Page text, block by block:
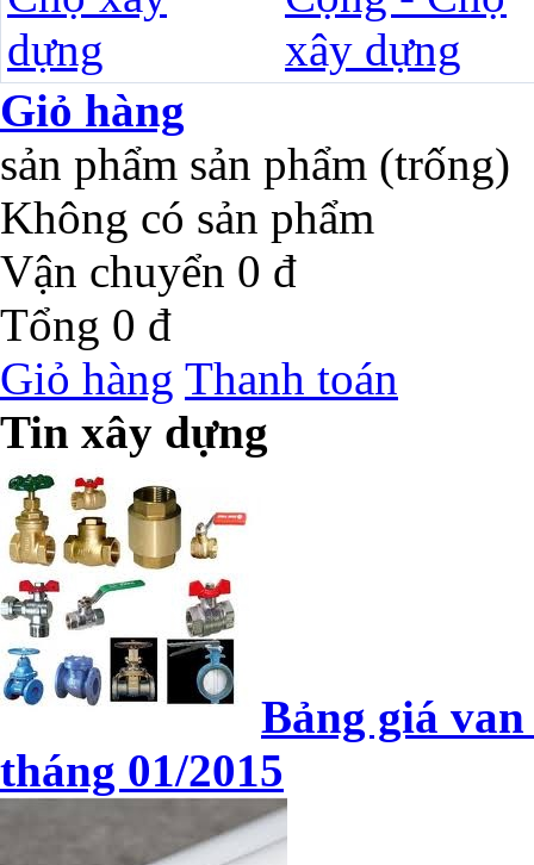
Giỏ hàng
sản phẩm sản phẩm (trống)
Không có sản phẩm
Vận chuyển 0 đ
Tổng 0 đ
Giỏ hàng Thanh toán
Tin xây dựng
Bảng giá
tháng 01/2015